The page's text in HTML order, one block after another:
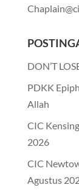
DON’T
PDKK
Allah
CIC
2026
CIC
Agustus